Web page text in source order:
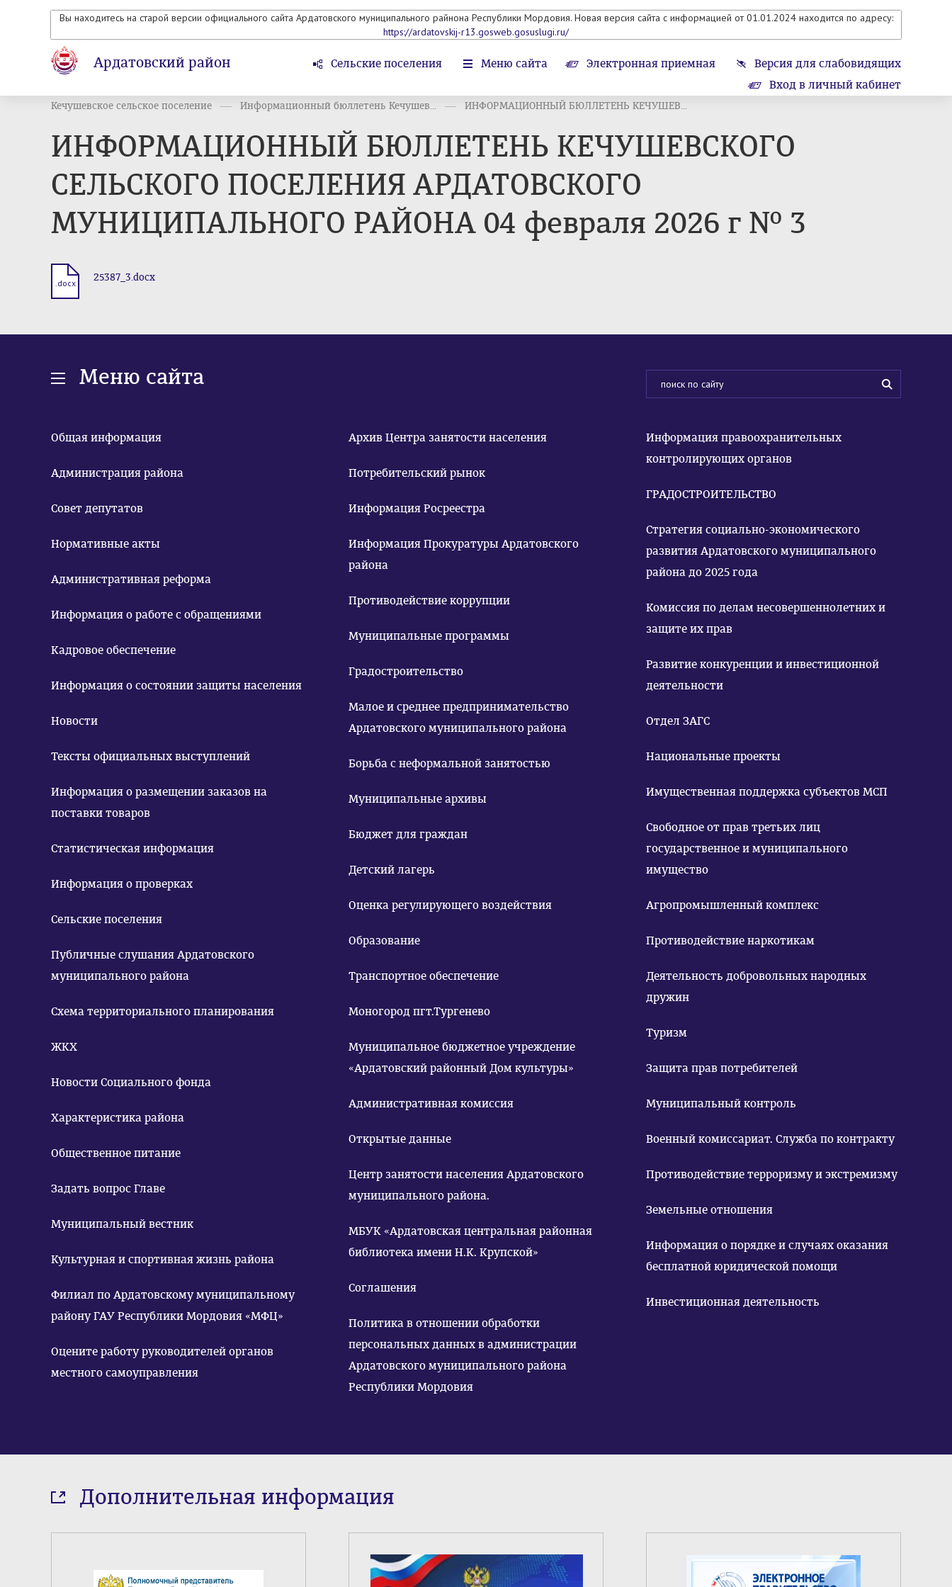
Вы находитесь на старой версии официального сайта Ардатовского муниципального райнона Республики Мордовия. Новая версия сайта с информацией от 01.01.2024 находится по адресу:
https://ardatovskij-r13.gosweb.gosuslugi.ru/
Ардатовский район Сельские поселения Меню сайта Электронная приемная
Версия для слабовидящих
Вход в личный кабинет
Кечушевское сельское поселение Информационный бюллетень Кечушев... ИНФОРМАЦИОННЫЙ БЮЛЛЕТЕНЬ КЕЧУШЕВ...
ИНФОРМАЦИОННЫЙ БЮЛЛЕТЕНЬ КЕЧУШЕВСКОГО
СЕЛЬСКОГО ПОСЕЛЕНИЯ АРДАТОВСКОГО
МУНИЦИПАЛЬНОГО РАЙОНА 04 февраля 2026 г № 3
.docx 25387_3.docx
Меню сайта
Общая информация
Администрация района
Совет депутатов
Нормативные акты
Административная реформа
Информация о работе с обращениями
Кадровое обеспечение
Информация о состоянии защиты населения
Новости
Тексты официальных выступлений
Информация о размещении заказов на
поставки товаров
Статистическая информация
Информация о проверках
Сельские поселения
Публичные слушания Ардатовского
муниципального района
Схема территориального планирования
ЖКХ
Новости Социального фонда
Характеристика района
Общественное питание
Задать вопрос Главе
Муниципальный вестник
Культурная и спортивная жизнь района
Филиал по Ардатовскому муниципальному
району ГАУ Республики Мордовия «МФЦ»
Оцените работу руководителей органов
местного самоуправления
Архив Центра занятости населения
Потребительский рынок
Информация Росреестра
Информация Прокуратуры Ардатовского
района
Противодействие коррупции
Муниципальные программы
Градостроительство
Малое и среднее предпринимательство
Ардатовского муниципального района
Борьба с неформальной занятостью
Муниципальные архивы
Бюджет для граждан
Детский лагерь
Оценка регулирующего воздействия
Образование
Транспортное обеспечение
Моногород пгт.Тургенево
Муниципальное бюджетное учреждение
«Ардатовский районный Дом культуры»
Административная комиссия
Открытые данные
Центр занятости населения Ардатовского
муниципального района.
МБУК «Ардатовская центральная районная
библиотека имени Н.К. Крупской»
Соглашения
Политика в отношении обработки
персональных данных в администрации
Ардатовского муниципального района
Республики Мордовия
Информация правоохранительных
контролирующих органов
ГРАДОСТРОИТЕЛЬСТВО
Стратегия социально-экономического
развития Ардатовского муниципального
района до 2025 года
Комиссия по делам несовершеннолетних и
защите их прав
Развитие конкуренции и инвестиционной
деятельности
Отдел ЗАГС
Национальные проекты
Имущественная поддержка субъектов МСП
Свободное от прав третьих лиц
государственное и муниципального
имущество
Агропромышленный комплекс
Противодействие наркотикам
Деятельность добровольных народных
дружин
Туризм
Защита прав потребителей
Муниципальный контроль
Военный комиссариат. Служба по контракту
Противодействие терроризму и экстремизму
Земельные отношения
Информация о порядке и случаях оказания
бесплатной юридической помощи
Инвестиционная деятельность
Дополнительная информация